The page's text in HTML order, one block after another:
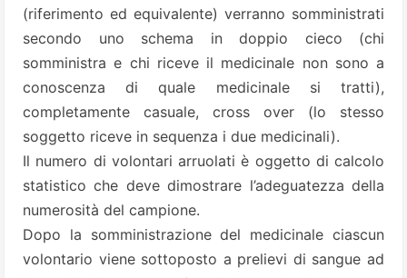
(riferimento ed equivalente) verranno somministrati
secondo uno schema in doppio cieco (chi
somministra e chi riceve il medicinale non sono a
conoscenza di quale medicinale si tratti),
completamente casuale, cross over (lo stesso
soggetto riceve in sequenza i due medicinali).
Il numero di volontari arruolati è oggetto di calcolo
statistico che deve dimostrare l’adeguatezza della
numerosità del campione.
Dopo la somministrazione del medicinale ciascun
volontario viene sottoposto a prelievi di sangue ad